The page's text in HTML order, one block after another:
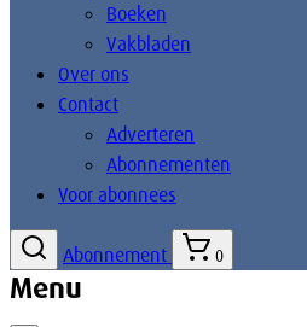
Boeken
Vakbladen
Over ons
Contact
Adverteren
Abonnementen
Voor abonnees
Abonnement 0
Menu